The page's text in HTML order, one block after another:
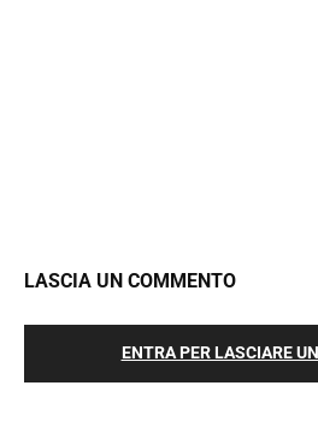
LASCIA UN COMMENTO
ENTRA PER LASCIARE